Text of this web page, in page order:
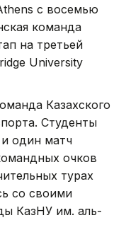
с восемью
команда
на третьей
University
Казахского
Студенты
один матч
очков
турах
со своими
КазНУ им. аль-